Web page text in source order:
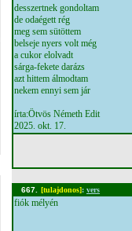
desszertnek gondoltam
de odaégett rég
meg sem sütöttem
belseje nyers volt még
a cukor elolvadt
sárga-fekete darázs
azt hittem álmodtam
nekem ennyi sem jár
írta:Ötvös Németh Edit
2025. okt. 17.
667. [tulajdonos]: vers
fiók mélyén